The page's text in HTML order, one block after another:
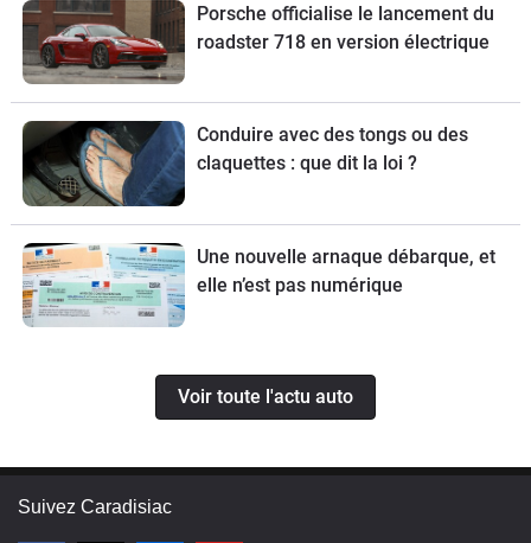
Porsche officialise le lancement du
roadster 718 en version électrique
Conduire avec des tongs ou des
claquettes : que dit la loi ?
Une nouvelle arnaque débarque, et
elle n’est pas numérique
Voir toute l'actu auto
Suivez Caradisiac